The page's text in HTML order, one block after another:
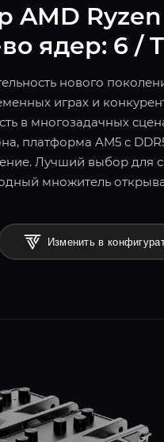
AMD Ryzen
ядер: 6 /
нового
играх и
в многозадачных
платформа AM5 с
Лучший выбор для
множитель
Изменить в